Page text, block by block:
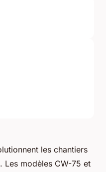
les chantiers
Les modèles CW-75 et